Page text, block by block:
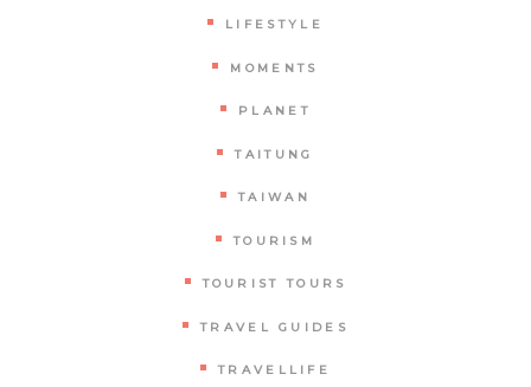
LIFESTYLE
MOMENTS
PLANET
TAITUNG
TAIWAN
TOURISM
TOURIST TOURS
TRAVEL GUIDES
TRAVELLIFE